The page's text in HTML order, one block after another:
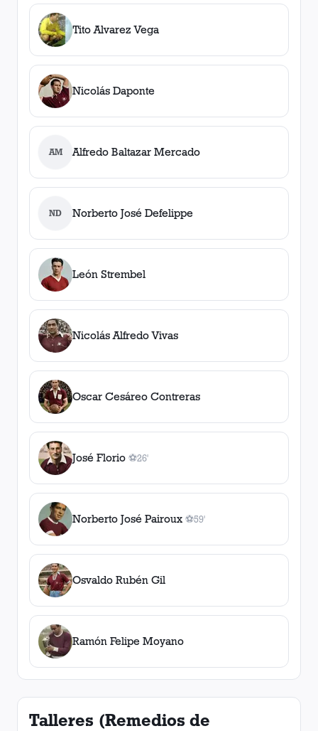
Tito Alvarez Vega
Nicolás Daponte
AM Alfredo Baltazar Mercado
ND Norberto José Defelippe
León Strembel
Nicolás Alfredo Vivas
Oscar Cesáreo Contreras
José Florio ⚽
1gol
26'
Norberto José Pairoux ⚽
1gol
59'
Osvaldo Rubén Gil
Ramón Felipe Moyano
Talleres (Remedios de